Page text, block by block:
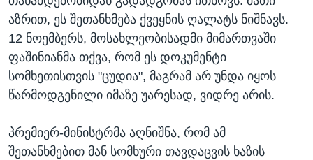
აზრით, ეს შეთანხმება ქვეყნის ღალატს ნიშნავს.
12 ნოემბერს, მოსახლეობისადმი მიმართვაში
ფაშინიანმა თქვა, რომ ეს დოკუმენტი
სომხეთისთვის "ცუდია", მაგრამ არ უნდა იყოს
წარმოდგენილი იმაზე უარესად, ვიდრე არის.
პრემიერ-მინისტრმა აღნიშნა, რომ ამ
შეთანხმებით მან სომხური თავდაცვის ხაზის